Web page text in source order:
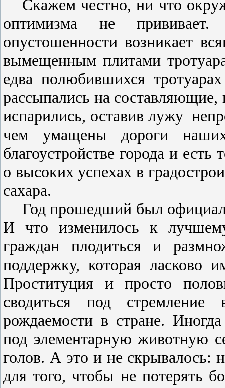
Скажем честно, ни что
оптимизма не
опустошенности возникает
вымещенным плитами
едва полюбившихся
рассыпались на составляющие,
испарились, оставив лужу
чем умащены дороги
благоустройстве города и
о высоких успехах в
сахара.
Год прошедший был
И что изменилось к
граждан плодиться и
поддержку, которая ласково
Проституция и просто
сводиться под
рождаемости в стране.
под элементарную животную
голов. А это и не скрывалось:
для того, чтобы не потерять